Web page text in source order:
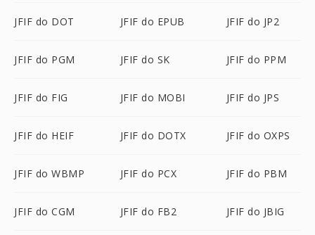
JFIF do DOT JFIF do EPUB JFIF do JP2
JFIF do PGM JFIF do SK JFIF do PPM
JFIF do FIG JFIF do MOBI JFIF do JPS
JFIF do HEIF JFIF do DOTX JFIF do OXPS
JFIF do WBMP JFIF do PCX JFIF do PBM
JFIF do CGM JFIF do FB2 JFIF do JBIG